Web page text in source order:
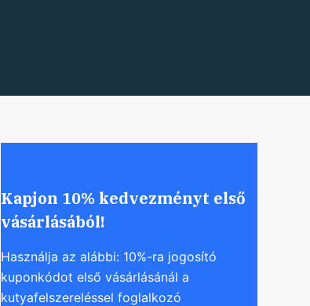
Kapjon 10% kedvezményt első
vásárlásából!
Használja az alábbi: 10%-ra jogosító
kuponkódot első vásárlásánál a
kutyafelszereléssel foglalkozó